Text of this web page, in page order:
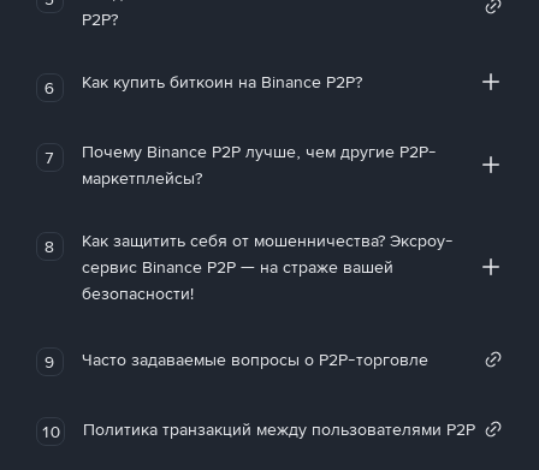
P2P?
6 Как купить биткоин на Binance P2P?
7
Почему Binance P2P лучше, чем другие P2P-
маркетплейсы?
8
Как защитить себя от мошенничества? Эксроу-
сервис Binance P2P — на страже вашей
безопасности!
9 Часто задаваемые вопросы о P2P-торговле
10 Политика транзакций между пользователями P2P